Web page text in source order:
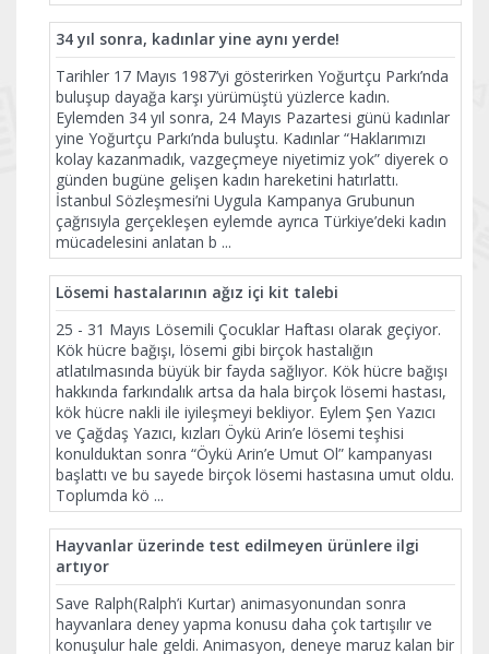
34 yıl sonra, kadınlar yine aynı yerde!
Tarihler 17 Mayıs 1987’yi gösterirken Yoğurtçu Parkı’nda
buluşup dayağa karşı yürümüştü yüzlerce kadın.
Eylemden 34 yıl sonra, 24 Mayıs Pazartesi günü kadınlar
yine Yoğurtçu Parkı’nda buluştu. Kadınlar “Haklarımızı
kolay kazanmadık, vazgeçmeye niyetimiz yok” diyerek o
günden bugüne gelişen kadın hareketini hatırlattı.
İstanbul Sözleşmesi’ni Uygula Kampanya Grubunun
çağrısıyla gerçekleşen eylemde ayrıca Türkiye’deki kadın
mücadelesini anlatan b ...
Lösemi hastalarının ağız içi kit talebi
25 - 31 Mayıs Lösemili Çocuklar Haftası olarak geçiyor.
Kök hücre bağışı, lösemi gibi birçok hastalığın
atlatılmasında büyük bir fayda sağlıyor. Kök hücre bağışı
hakkında farkındalık artsa da hala birçok lösemi hastası,
kök hücre nakli ile iyileşmeyi bekliyor. Eylem Şen Yazıcı
ve Çağdaş Yazıcı, kızları Öykü Arin’e lösemi teşhisi
konulduktan sonra “Öykü Arin’e Umut Ol” kampanyası
başlattı ve bu sayede birçok lösemi hastasına umut oldu.
Toplumda kö ...
Hayvanlar üzerinde test edilmeyen ürünlere ilgi
artıyor
Save Ralph(Ralph’i Kurtar) animasyonundan sonra
hayvanlara deney yapma konusu daha çok tartışılır ve
konuşulur hale geldi. Animasyon, deneye maruz kalan bir